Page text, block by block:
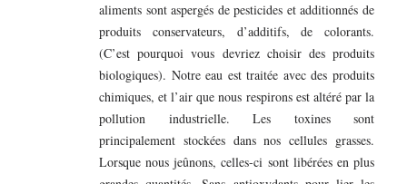
aliments sont aspergés de pesticides et additionnés de
produits conservateurs, d’additifs, de colorants.
(C’est pourquoi vous devriez choisir des produits
biologiques). Notre eau est traitée avec des produits
chimiques, et l’air que nous respirons est altéré par la
pollution industrielle. Les toxines sont
principalement stockées dans nos cellules grasses.
Lorsque nous jeûnons, celles-ci sont libérées en plus